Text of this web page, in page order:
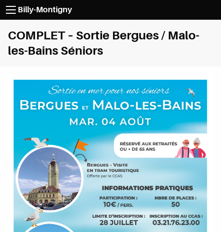
Passer au contenu
Billy-Montigny
COMPLET – Sortie Bergues / Malo-
les-Bains Séniors